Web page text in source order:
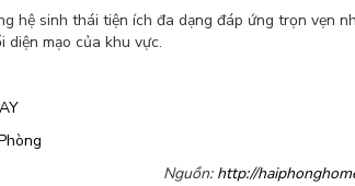
hệ sinh thái tiện ích đa dạng đáp ứng trọn vẹn
mạo của khu vực.
Nguồn: http://